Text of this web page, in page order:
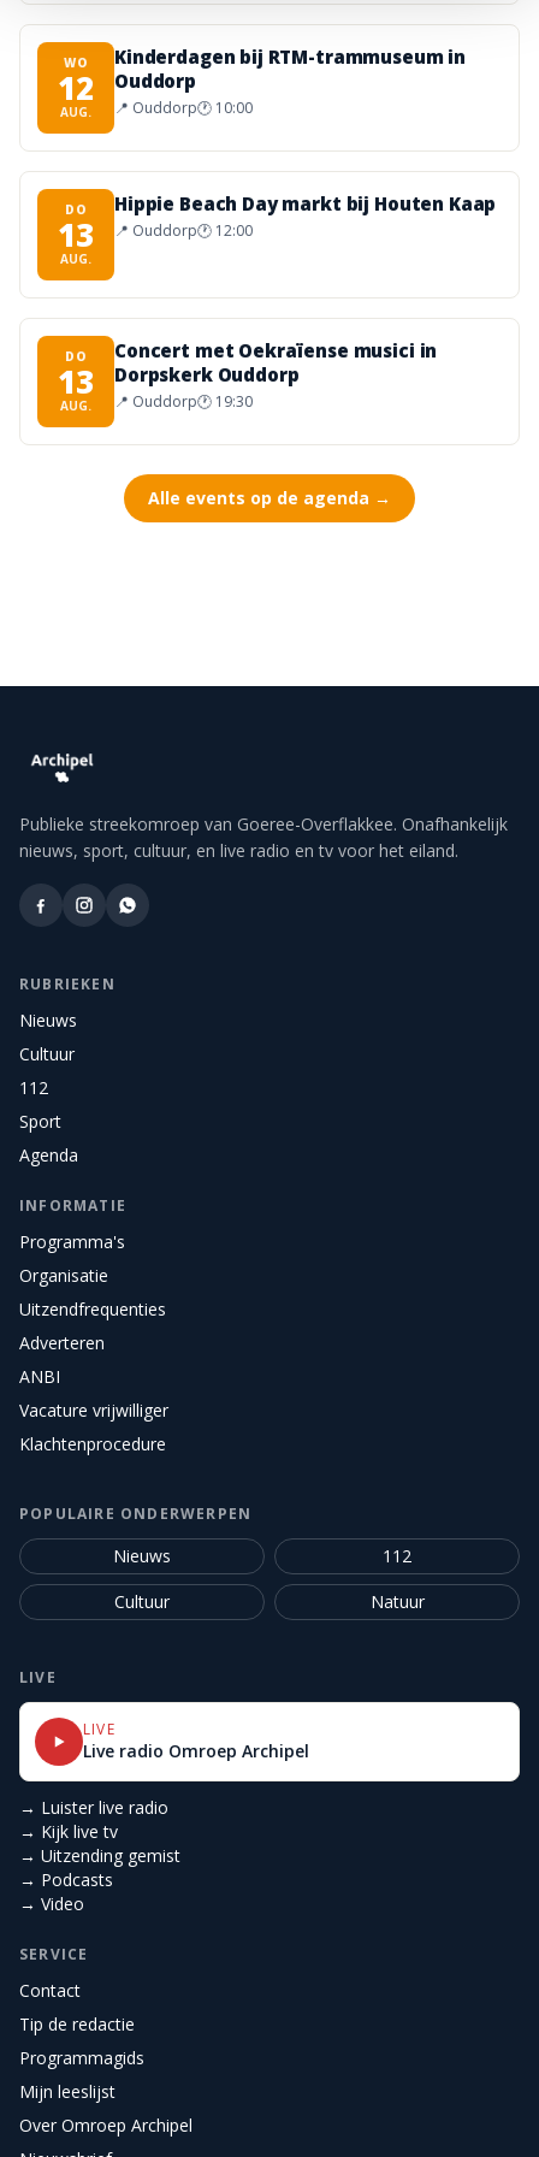
WO
12
AUG.
Kinderdagen bij RTM-trammuseum in
Ouddorp
📍 Ouddorp🕐 10:00
DO
13
AUG.
Hippie Beach Day markt bij Houten Kaap
📍 Ouddorp🕐 12:00
DO
13
AUG.
Concert met Oekraïense musici in
Dorpskerk Ouddorp
📍 Ouddorp🕐 19:30
Alle events op de agenda →
Publieke streekomroep van Goeree-Overflakkee. Onafhankelijk
nieuws, sport, cultuur, en live radio en tv voor het eiland.
RUBRIEKEN
Nieuws
Cultuur
112
Sport
Agenda
INFORMATIE
Programma's
Organisatie
Uitzendfrequenties
Adverteren
ANBI
Vacature vrijwilliger
Klachtenprocedure
POPULAIRE ONDERWERPEN
Nieuws
112
Cultuur
Natuur
LIVE
LIVE
Live radio Omroep Archipel
→ Luister live radio
→ Kijk live tv
→ Uitzending gemist
→ Podcasts
→ Video
SERVICE
Contact
Tip de redactie
Programmagids
Mijn leeslijst
Over Omroep Archipel